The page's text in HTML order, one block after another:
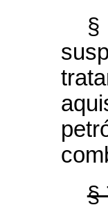
§
§